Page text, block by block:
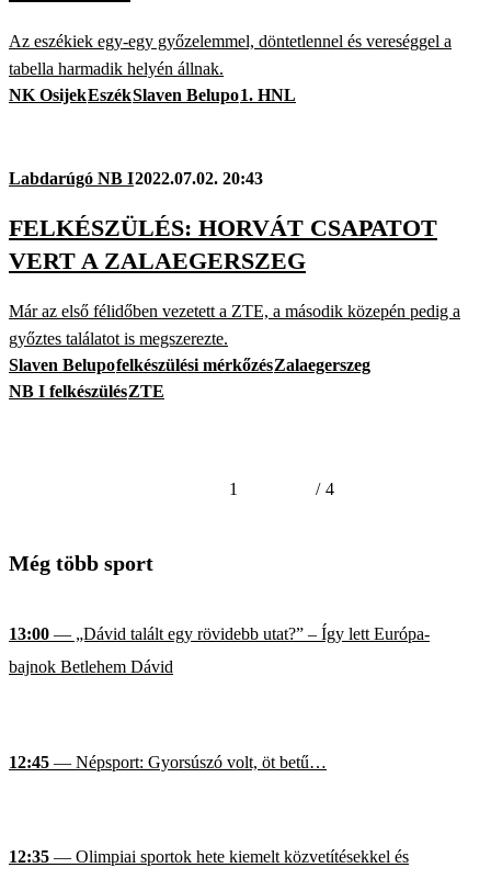
Az eszékiek egy-egy győzelemmel, döntetlennel és vereséggel a
tabella harmadik helyén állnak.
NK OsijekEszékSlaven Belupo1. HNL
Labdarúgó NB I2022.07.02. 20:43
FELKÉSZÜLÉS: HORVÁT CSAPATOT
VERT A ZALAEGERSZEG
Már az első félidőben vezetett a ZTE, a második közepén pedig a
győztes találatot is megszerezte.
Slaven Belupofelkészülési mérkőzésZalaegerszeg
NB I felkészülésZTE
1 / 4
Még több sport
13:00 — „Dávid talált egy rövidebb utat?” – Így lett Európa-
bajnok Betlehem Dávid
12:45 — Népsport: Gyorsúszó volt, öt betű…
12:35 — Olimpiai sportok hete kiemelt közvetítésekkel és